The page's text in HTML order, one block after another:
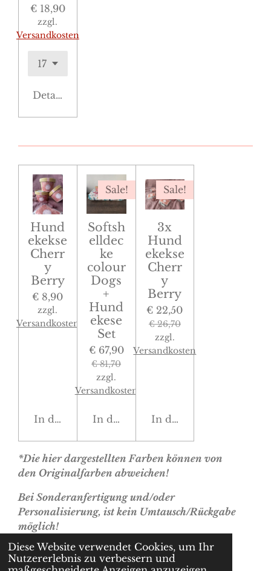
Diese Website verwendet Cookies, um Ihr
Nutzererlebnis zu verbessern und
€ 18,90
zzgl.
Versandkosten
Details anzeigen
Hund
ekekse
Cherr
y
Berry
€ 8,90
zzgl.
Versandkosten
In den Warenkorb
Sale!
Softsh
elldec
ke
colour
Dogs
+
Hund
ekese
Set
€ 67,90
€ 81,70
zzgl.
Versandkosten
In den Warenkorb
Sale!
3x
Hund
ekekse
Cherr
y
Berry
€ 22,50
€ 26,70
zzgl.
Versandkosten
In den Warenkorb
*Die hier dargestellten Farben können von
den Originalfarben abweichen!
Bei Sonderanfertigung und/oder
Personalisierung, ist kein Umtausch/Rückgabe
möglich!
© 2022 - 2026 cherryslabel.at